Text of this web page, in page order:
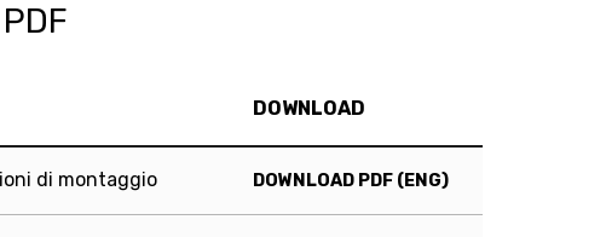
DOWNLOAD
di montaggio DOWNLOAD PDF (ENG)